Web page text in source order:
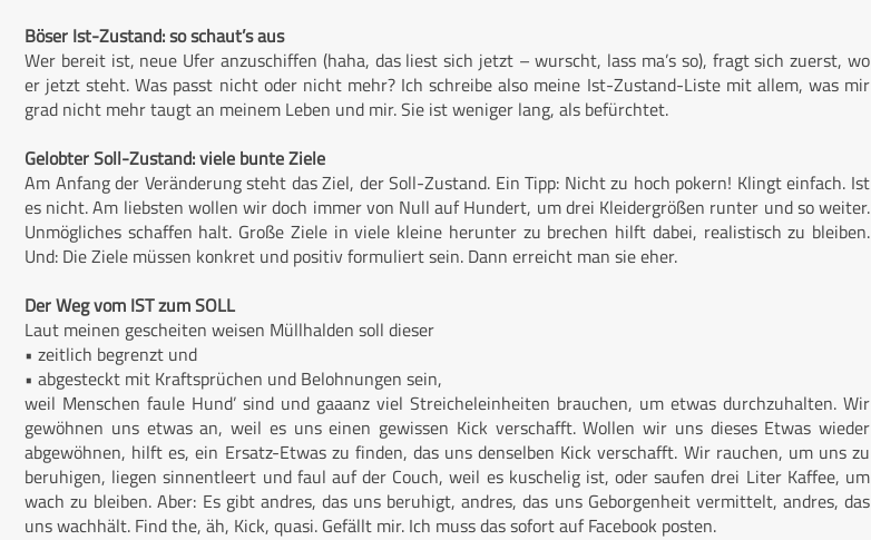
Böser Ist-Zustand: so schaut’s aus
Wer bereit ist, neue Ufer anzuschiffen (haha, das liest sich jetzt – wurscht, lass ma’s so), fragt sich zuerst, wo
er jetzt steht. Was passt nicht oder nicht mehr? Ich schreibe also meine Ist-Zustand-Liste mit allem, was mir
grad nicht mehr taugt an meinem Leben und mir. Sie ist weniger lang, als befürchtet.
Gelobter Soll-Zustand: viele bunte Ziele
Am Anfang der Veränderung steht das Ziel, der Soll-Zustand. Ein Tipp: Nicht zu hoch pokern! Klingt einfach. Ist
es nicht. Am liebsten wollen wir doch immer von Null auf Hundert, um drei Kleidergrößen runter und so weiter.
Unmögliches schaffen halt. Große Ziele in viele kleine herunter zu brechen hilft dabei, realistisch zu bleiben.
Und: Die Ziele müssen konkret und positiv formuliert sein. Dann erreicht man sie eher.
Der Weg vom IST zum SOLL
Laut meinen gescheiten weisen Müllhalden soll dieser
• zeitlich begrenzt und
• abgesteckt mit Kraftsprüchen und Belohnungen sein,
weil Menschen faule Hund’ sind und gaaanz viel Streicheleinheiten brauchen, um etwas durchzuhalten. Wir
gewöhnen uns etwas an, weil es uns einen gewissen Kick verschafft. Wollen wir uns dieses Etwas wieder
abgewöhnen, hilft es, ein Ersatz-Etwas zu finden, das uns denselben Kick verschafft. Wir rauchen, um uns zu
beruhigen, liegen sinnentleert und faul auf der Couch, weil es kuschelig ist, oder saufen drei Liter Kaffee, um
wach zu bleiben. Aber: Es gibt andres, das uns beruhigt, andres, das uns Geborgenheit vermittelt, andres, das
uns wachhält. Find the, äh, Kick, quasi. Gefällt mir. Ich muss das sofort auf Facebook posten.